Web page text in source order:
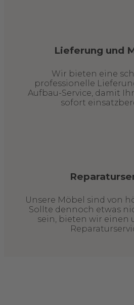
Lieferung und
Wir bieten eine
professionelle
Aufbau-Service, damit
sofort
Unsere Möbel sind von
Sollte dennoch etwas
sein, bieten wir einen